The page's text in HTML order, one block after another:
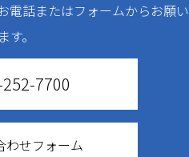
電話またはフォームからお願い
す。
7700
わせフォーム